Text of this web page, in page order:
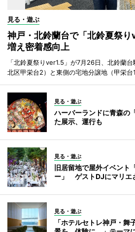
見る・遊ぶ
神戸・北鈴蘭台で「北鈴夏祭
増え密着感向上
「北鈴夏祭りver1.5」が7月26日、北鈴蘭
北区甲栄台2）と東側の宅地分譲地（甲栄台
見る・遊ぶ
ハーバーランドに青森
た展示、運行も
見る・遊ぶ
旧居留地で屋外イベント
ー」 ゲストDJにマリエ
見る・遊ぶ
「ホテルセトレ神戸・